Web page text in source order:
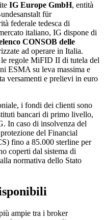
IG Europe GmbH, entità
für
federale tedesca di
italiano, IG dispone di
CONSOB delle
ad operare in Italia.
regole MiFID II di tutela del
ESMA su leva massima e
versamenti e prelievi in euro
i fondi dei clienti sono
bancari di primo livello,
In caso di insolvenza del
del Financial
fino a 85.000 sterline per
coperti dal sistema di
normativa dello Stato
ampie tra i broker